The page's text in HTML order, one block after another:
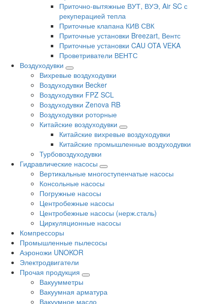
Приточно-вытяжные ВУТ, ВУЭ, Air SC с
рекуперацией тепла
Приточные клапана КИВ СВК
Приточные установки Breezart, Вентс
Приточные установки CAU OTA VEKA
Проветриватели ВЕНТС
Воздуходувки
Вихревые воздуходувки
Воздуходувки Becker
Воздуходувки FPZ SCL
Воздуходувки Zenova RB
Воздуходувки роторные
Китайские воздуходувки
Китайские вихревые воздуходувки
Китайские промышленные воздуходувки
Турбовоздуходувки
Гидравлические насосы
Вертикальные многоступенчатые насосы
Консольные насосы
Погружные насосы
Центробежные насосы
Центробежные насосы (нерж.сталь)
Циркуляционные насосы
Компрессоры
Промышленные пылесосы
Аэроножи UNOKOR
Электродвигатели
Прочая продукция
Вакуумметры
Вакуумная арматура
Вакуумное масло